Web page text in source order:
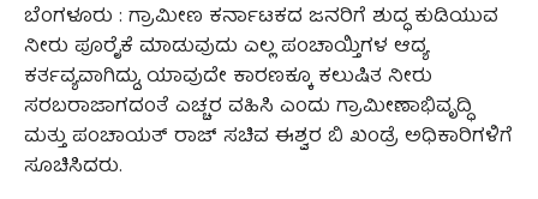
ಬೆಂಗಳೂರು : ಗ್ರಾಮೀಣ ಕರ್ನಾಟಕದ ಜನರಿಗೆ ಶುದ್ಧ ಕುಡಿಯುವ
ನೀರು ಪೂರೈಕೆ ಮಾಡುವುದು ಎಲ್ಲ ಪಂಚಾಯ್ತಿಗಳ ಆದ್ಯ
ಕರ್ತವ್ಯವಾಗಿದ್ದು, ಯಾವುದೇ ಕಾರಣಕ್ಕೂ ಕಲುಷಿತ ನೀರು
ಸರಬರಾಜಾಗದಂತೆ ಎಚ್ಚರ ವಹಿಸಿ ಎಂದು ಗ್ರಾಮೀಣಾಭಿವೃದ್ಧಿ
ಮತ್ತು ಪಂಚಾಯತ್ ರಾಜ್ ಸಚಿವ ಈಶ್ವರ ಬಿ ಖಂಡ್ರೆ ಅಧಿಕಾರಿಗಳಿಗೆ
ಸೂಚಿಸಿದರು.